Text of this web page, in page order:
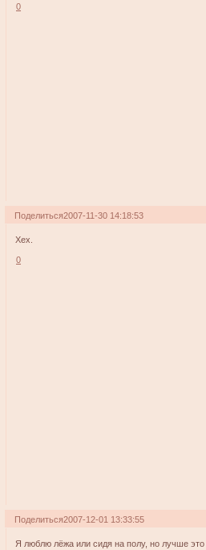
0
Поделиться2007-11-30 14:18:53
Хех.
0
Поделиться2007-12-01 13:33:55
Я люблю лёжа или сидя на полу, но лучше